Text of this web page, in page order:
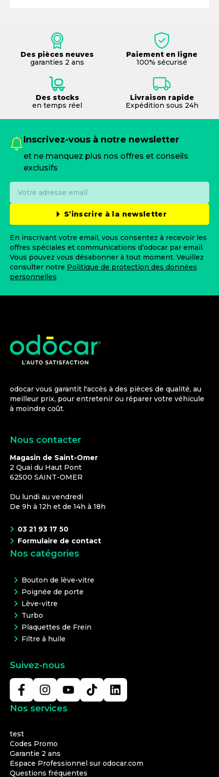
Des pièces neuves
garanties 2 ans
Paiement en ligne
100% sécurisé
Des stocks
en temps réel
Livraison rapide
Expédition sous 24h
Inscrivez-vous à notre newsletter
et ne manquez plus nos offres et conseils
exclusifs
S’inscrire à la newsletter
En inscrivant votre email, vous consentez à recevoir les
offres spéciales et communications d’odocar par email.
Vous pouvez vous désabonner à tout moment. Veuillez
consulter notre Politique de protection des données
personnelles
odocar vous garantit l'accès à des pièces de qualité, au
meilleur prix, pour entretenir ou réparer votre véhicule
à moindre coût.
Nous contacter
Magasin de Saint-Omer
2 Quai du Haut Pont
62500 SAINT-OMER
Du lundi au vendredi
De 9h à 12h et de 14h à 18h
03 21 93 17 50
Formulaire de contact
Nos catégories
Bouton de lève-vitre
Poignée de porte
Lève-vitre
Turbo
Plaquettes de Frein
Filtre à huile
Suivez-nous
Nos services
test
Codes Promo
Garantie 2 ans
Espace Professionnel sur odocar.com
Questions fréquentes